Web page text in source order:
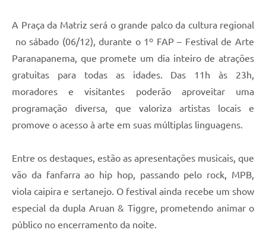
A Praça da Matriz será o grande palco da cultura regional
no sábado (06/12), durante o 1º FAP – Festival de Arte
Paranapanema, que promete um dia inteiro de atrações
gratuitas para todas as idades. Das 11h às 23h,
moradores e visitantes poderão aproveitar uma
programação diversa, que valoriza artistas locais e
promove o acesso à arte em suas múltiplas linguagens.
Entre os destaques, estão as apresentações musicais, que
vão da fanfarra ao hip hop, passando pelo rock, MPB,
viola caipira e sertanejo. O festival ainda recebe um show
especial da dupla Aruan & Tiggre, prometendo animar o
público no encerramento da noite.